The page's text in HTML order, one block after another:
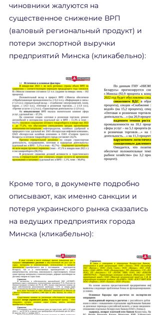
чиновники жалуются на
существенное снижение ВРП
(валовый региональный продукт) и
потери экспортной выручки
предприятий Минска (кликабельно):
Кроме того, в документе подробно
описывают, как именно санкции и
потеря украинского рынка сказались
на ведущих предприятиях города
Минска (кликабельно):